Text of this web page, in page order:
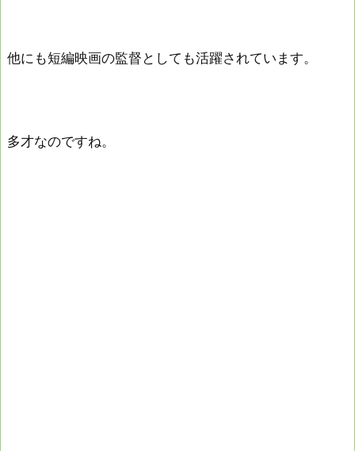
他にも短編映画の監督としても活躍されています。
多才なのですね。